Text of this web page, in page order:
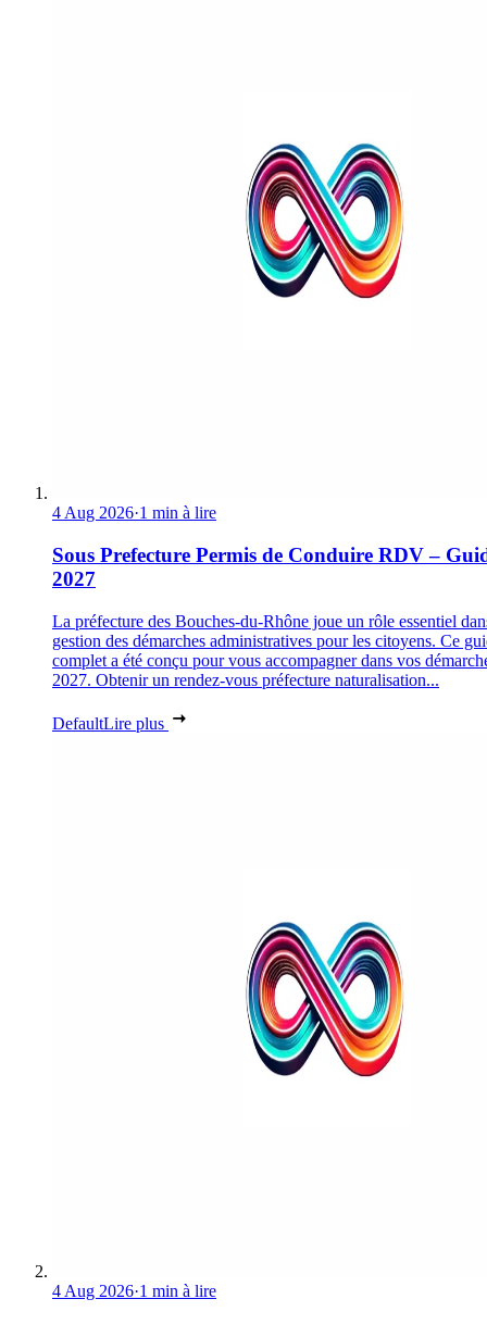
4 Aug 2026·1 min à lire
Sous Prefecture Permis de Conduire RDV –
2027
La préfecture des Bouches-du-Rhône joue un rôle essentiel
gestion des démarches administratives pour les citoyens. Ce
complet a été conçu pour vous accompagner dans vos
2027. Obtenir un rendez-vous préfecture naturalisation...
DefaultLire plus
4 Aug 2026·1 min à lire